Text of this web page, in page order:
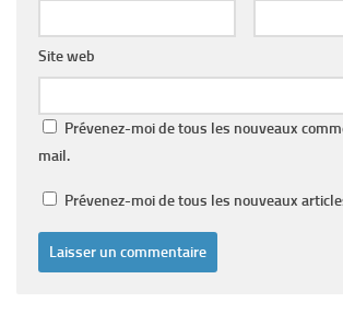
Site web
Prévenez-moi de tous les nouveaux
mail.
Prévenez-moi de tous les nouveaux